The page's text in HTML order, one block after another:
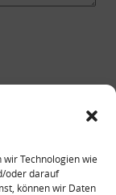
Technologien wie
oder darauf
können wir Daten